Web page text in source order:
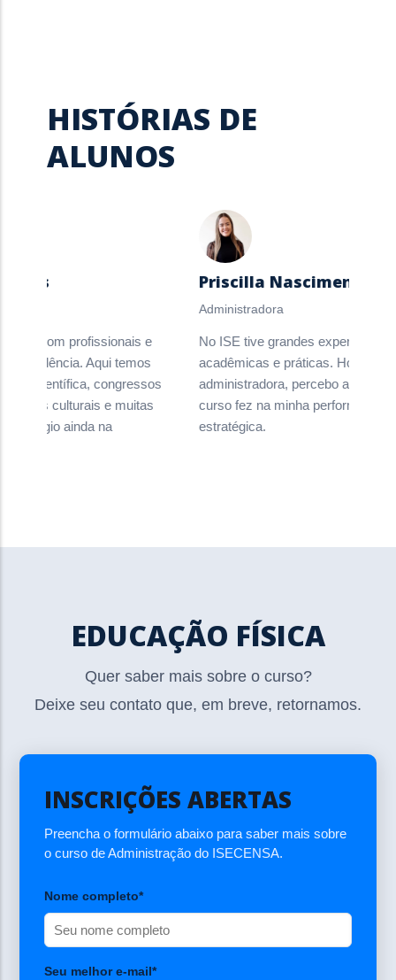
HISTÓRIAS DE
ALUNOS
com profissionais e
excelência. Aqui temos
científica, congressos
culturais e muitas
estágio ainda na
Priscilla Nascimento
Administradora
No ISE tive grandes experiências
acadêmicas e práticas. Hoje, como
administradora, percebo a
curso fez na minha performance e
estratégica.
EDUCAÇÃO FÍSICA
Quer saber mais sobre o curso?
Deixe seu contato que, em breve, retornamos.
INSCRIÇÕES ABERTAS
Preencha o formulário abaixo para saber mais sobre
o curso de Administração do ISECENSA.
Nome completo*
Seu melhor e-mail*